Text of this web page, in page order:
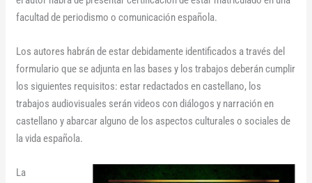
facultad de periodismo o comunicación española.
Los autores habrán de estar debidamente identificados a través del
formulario que se adjunta en las bases y los trabajos deberán cumplir
los siguientes requisitos: estar redactados en castellano, los
trabajos audiovisuales serán videos con diálogos y narración en
castellano y abarcar alguno de los aspectos culturales o sociales de
la vida española.
La